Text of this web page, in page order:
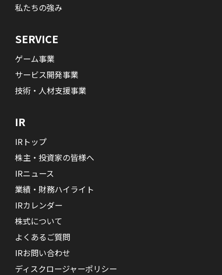
私たちの強み
SERVICE
ゲーム事業
サービス開発事業
技術・人材支援事業
IR
IRトップ
株主・投資家の皆様へ
IRニュース
業績・財務ハイライト
IRカレンダー
株式について
よくあるご質問
IRお問い合わせ
ディスクロージャーポリシー